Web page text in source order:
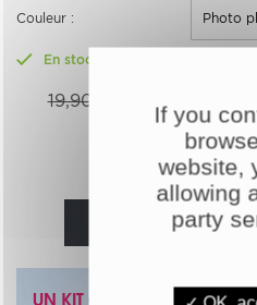
Couleur :
En stock
19,90€ 13,93€
Quantité :
AJOUTER
UN KIT OFFERT
If you
website,
allowing
party